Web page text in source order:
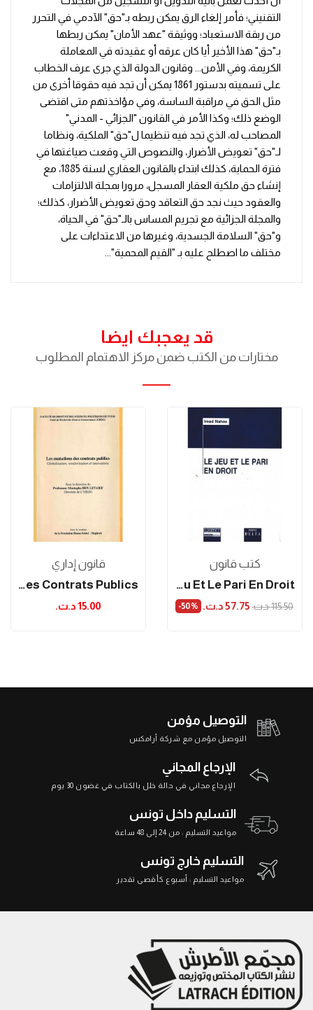
التقنيني؛ فأمر إلغاء الرق يمكن ربطه بـ"حق" الآدمي في التحرر
من ربقة الاستعباد؛ ووثيقة "عهد الأمان" يمكن ربطها
بـ"حق" هذا الأخير أيا كان عرقه أو عقيدته في المعاملة
الكريمة، وفي الأمن... وقانون الدولة الذي جرى عرف الخطاب
على تسميته بدستور 1861 يمكن أن تجد فيه حقوقا أخرى من
مثل الحق في مراقبة الساسة، وفي مؤاخذتهم متى اقتضى
الوضع ذلك؛ وكذا الأمر في القانون "الجزائي - المدني"
المصاحب له، الذي تجد فيه تنظيما ل"حق" الملكية، ونظاما
لـ"حق" تعويض الأضرار، والنصوص التي وقعت صياغتها في
فترة الحماية، كذلك ابتداء بالقانون العقاري لسنة 1885، مع
إنشاء حق ملكية العقار المسجل، مرورا بمجلة الالتزامات
والعقود حيث نجد حق التعاقد وحق تعويض الأضرار، كذلك؛
والمجلة الجزائية مع تجريم المساس بالـ"حق" في الحياة،
و"حق" السلامة الجسدية، وغيرها من الاعتداءات على
مختلف ما اصطلح عليه بـ "القيم المحمية"...
قد يعجبك ايضا
مختارات من الكتب ضمن مركز الاهتمام المطلوب
قانون إداري
Les Mutations Des Contrats Publics
15.00 د.ت.‏
كتب قانون
Le Jeu Et Le Pari En Droit
115.50 د.ت.‏ 57.75 د.ت.‏ ‎-50%
التوصيل مؤمن
التوصيل مؤمن مع شركة أرامكس
الإرجاع المجاني
الإرجاع مجاني في حالة خلل بالكتاب في غضون 30 يوم
التسليم داخل تونس
مواعيد التسليم : من 24 إلى 48 ساعة
التسليم خارج تونس
مواعيد التسليم : أسبوع كأقصى تقدير